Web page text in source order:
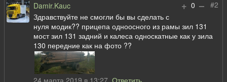
#2
+ 0 –
Damir.Kauc
Здравствуйте не смогли бы вы сделать с
нуля модик?? прицепа одноосного из рамы зил 131
мост зил 131 задний и калеса односкатные как у зила
130 передние как на фото ??
24 марта 2019 в 13:27Ответить